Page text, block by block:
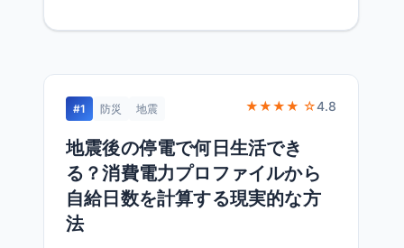
#1 防災 地震 ★★★★ ☆4.8
地震後の停電で何日生活でき
る？消費電力プロファイルから
自給日数を計算する現実的な方
法